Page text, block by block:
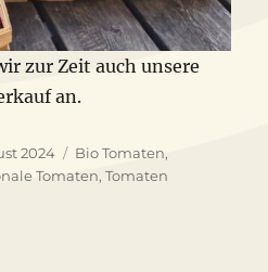
zur Zeit auch unsere
an.
2024 Schlagwörter
Bio Tomaten,
Tomaten,Tomaten